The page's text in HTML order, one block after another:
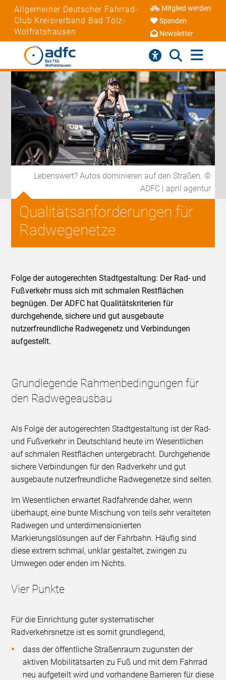
Allgemeiner Deutscher Fahrrad-
Club Kreisverband Bad Tölz-
Wolfratshausen
Mitglied werden
Spenden
Newsletter
Lebenswert? Autos dominieren auf den Straßen. ©
ADFC | april agentur
Qualitätsanforderungen für
Radwegenetze
Folge der autogerechten Stadtgestaltung: Der Rad- und
Fußverkehr muss sich mit schmalen Restflächen
begnügen. Der ADFC hat Qualitätskriterien für
durchgehende, sichere und gut ausgebaute
nutzerfreundliche Radwegenetz und Verbindungen
aufgestellt.
Grundlegende Rahmenbedingungen für
den Radwegeausbau
Als Folge der autogerechten Stadtgestaltung ist der Rad-
und Fußverkehr in Deutschland heute im Wesentlichen
auf schmalen Restflächen untergebracht. Durchgehende
sichere Verbindungen für den Radverkehr und gut
ausgebaute nutzerfreundliche Radwegenetze sind selten.
Im Wesentlichen erwartet Radfahrende daher, wenn
überhaupt, eine bunte Mischung von teils sehr veralteten
Radwegen und unterdimensionierten
Markierungslösungen auf der Fahrbahn. Häufig sind
diese extrem schmal, unklar gestaltet, zwingen zu
Umwegen oder enden im Nichts.
Vier Punkte
Für die Einrichtung guter systematischer
Radverkehrsnetze ist es somit grundlegend,
dass der öffentliche Straßenraum zugunsten der
aktiven Mobilitätsarten zu Fuß und mit dem Fahrrad
neu aufgeteilt wird und vorhandene Barrieren für diese